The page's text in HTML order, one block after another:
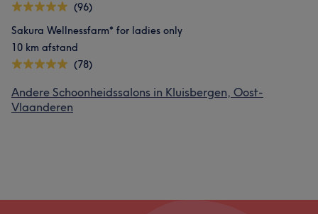
(96)
Sakura Wellnessfarm* for ladies only
10 km afstand
(78)
Andere Schoonheidssalons in Kluisbergen, Oost-
Vlaanderen